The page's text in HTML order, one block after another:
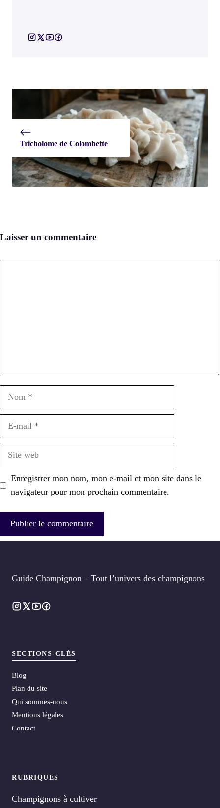
Tricholome de Colombette
Laisser un commentaire
Enregistrer mon nom, mon e-mail et mon site dans le
navigateur pour mon prochain commentaire.
Guide Champignon – Tout l’univers des champignons
SECTIONS-CLÉS
Blog
Plan du site
Qui sommes-nous
Mentions légales
Contact
RUBRIQUES
Champignons à cultiver